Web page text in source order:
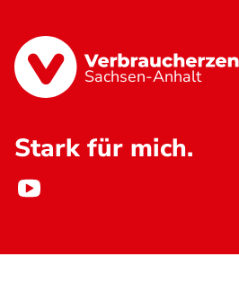
Sachsen-Anhalt
Stark für mich.